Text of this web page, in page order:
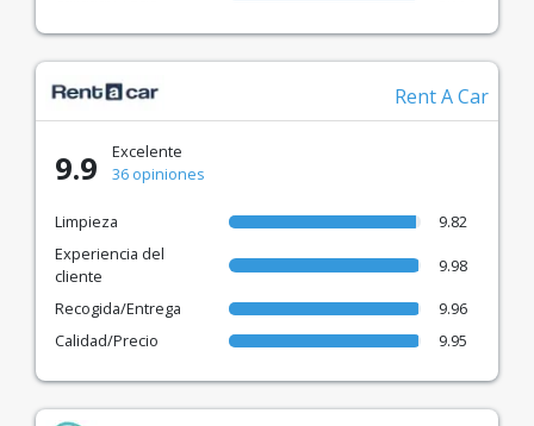
Rent A Car
9.9
Excelente
36 opiniones
Limpieza
9.82
Experiencia del
cliente
9.98
Recogida/Entrega
9.96
Calidad/Precio
9.95